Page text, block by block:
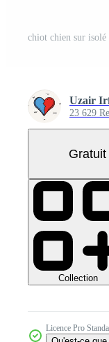
chiot chien sur isolé
Uzair
23 629
Collection
Licence Pro